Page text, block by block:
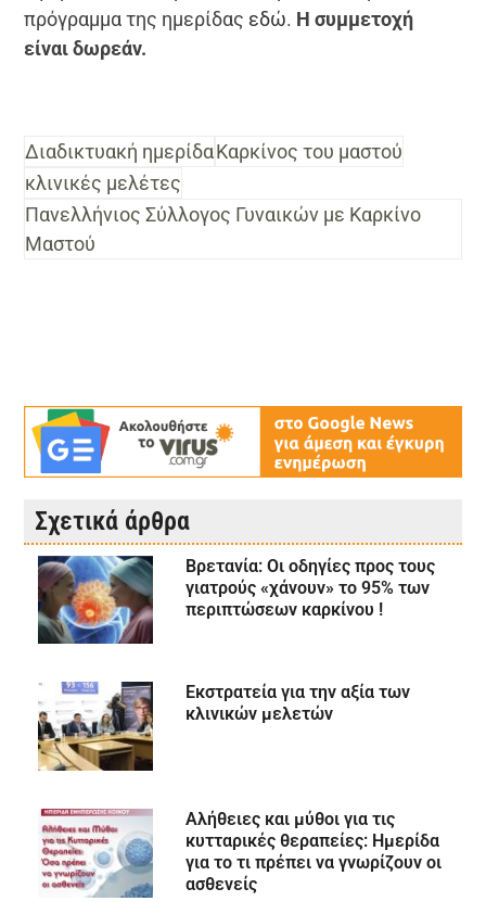
πρόγραμμα της ημερίδας εδώ. Η συμμετοχή
είναι δωρεάν.
Διαδικτυακή ημερίδαΚαρκίνος του μαστού
κλινικές μελέτες
Πανελλήνιος Σύλλογος Γυναικών με Καρκίνο
Μαστού
Σχετικά άρθρα
Βρετανία: Οι οδηγίες προς τους
γιατρούς «χάνουν» το 95% των
περιπτώσεων καρκίνου !
Εκστρατεία για την αξία των
κλινικών μελετών
Αλήθειες και μύθοι για τις
κυτταρικές θεραπείες: Ημερίδα
για το τι πρέπει να γνωρίζουν οι
ασθενείς